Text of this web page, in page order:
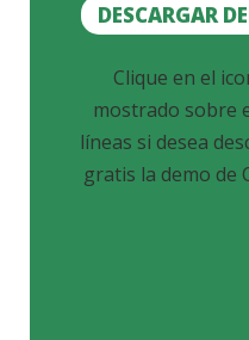
DESCARGAR
Clique en el
mostrado sobre
líneas si desea
gratis la demo de